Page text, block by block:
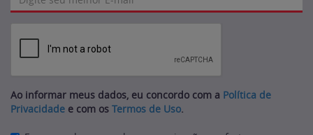
Ao informar meus dados, eu concordo com a Política de
Privacidade e com os Termos de Uso.